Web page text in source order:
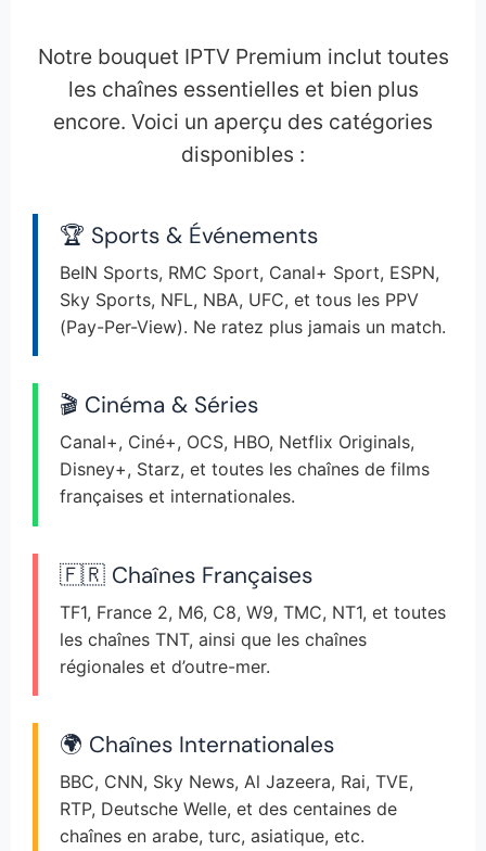
Notre bouquet IPTV Premium inclut toutes
les chaînes essentielles et bien plus
encore. Voici un aperçu des catégories
disponibles :
🏆 Sports & Événements
BeIN Sports, RMC Sport, Canal+ Sport, ESPN,
Sky Sports, NFL, NBA, UFC, et tous les PPV
(Pay-Per-View). Ne ratez plus jamais un match.
🎬 Cinéma & Séries
Canal+, Ciné+, OCS, HBO, Netflix Originals,
Disney+, Starz, et toutes les chaînes de films
françaises et internationales.
🇫🇷 Chaînes Françaises
TF1, France 2, M6, C8, W9, TMC, NT1, et toutes
les chaînes TNT, ainsi que les chaînes
régionales et d’outre-mer.
🌍 Chaînes Internationales
BBC, CNN, Sky News, Al Jazeera, Rai, TVE,
RTP, Deutsche Welle, et des centaines de
chaînes en arabe, turc, asiatique, etc.